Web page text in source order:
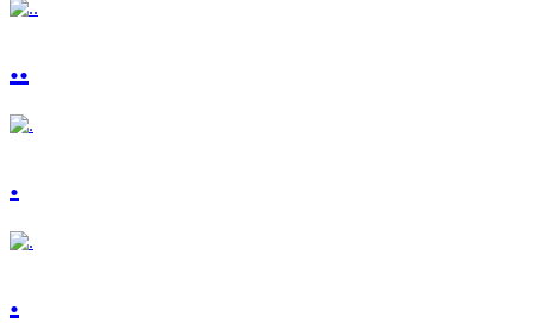
..
.
.